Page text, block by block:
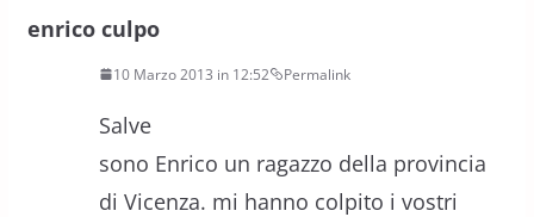
enrico culpo
10 Marzo 2013 in 12:52 Permalink
Salve
sono Enrico un ragazzo della provincia
di Vicenza. mi hanno colpito i vostri